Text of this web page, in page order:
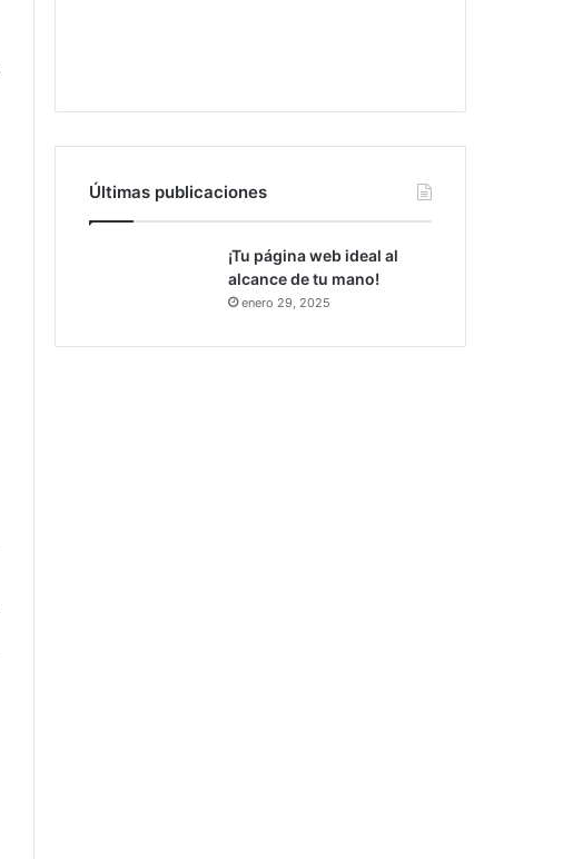
Últimas publicaciones
¡Tu página web ideal al
alcance de tu mano!
enero 29, 2025